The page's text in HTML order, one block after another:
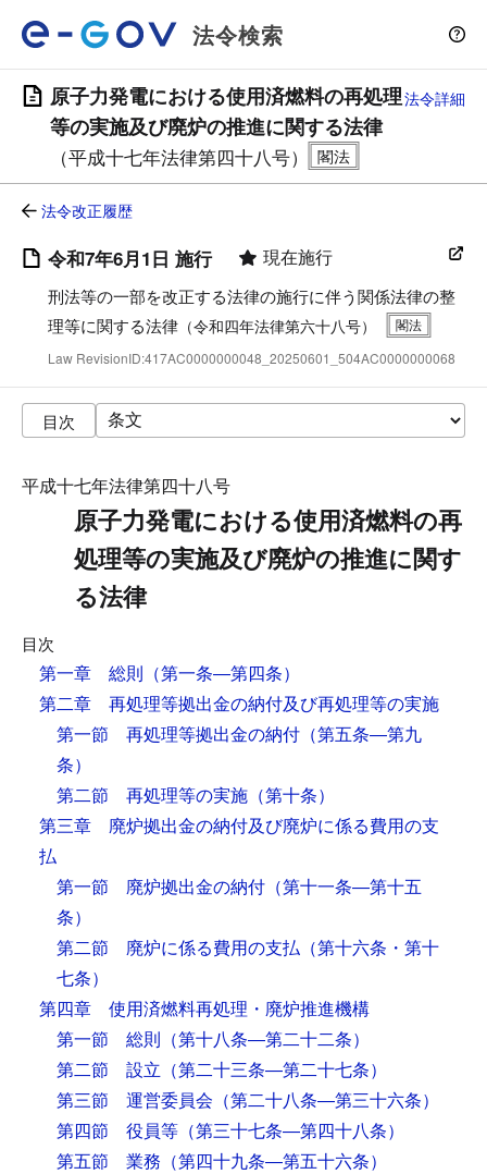
法令検索
原子力発電における使用済燃料の再処理
等の実施及び廃炉の推進に関する法律
（平成十七年法律第四十八号）
法令詳細
法令改正履歴
令和7年6月1日 施行 現在施行
刑法等の一部を改正する法律の施行に伴う関係法律の整
理等に関する法律 （令和四年法律第六十八号）
Law RevisionID:417AC0000000048_20250601_504AC0000000068
目次
平成十七年法律第四十八号
原子力発電における使用済燃料の再
処理等の実施及び廃炉の推進に関す
る法律
目次
第一章 総則 （第一条―第四条）
第二章 再処理等拠出金の納付及び再処理等の実施
第一節 再処理等拠出金の納付 （第五条―第九
条）
第二節 再処理等の実施 （第十条）
第三章 廃炉拠出金の納付及び廃炉に係る費用の支
払
第一節 廃炉拠出金の納付 （第十一条―第十五
条）
第二節 廃炉に係る費用の支払 （第十六条・第十
七条）
第四章 使用済燃料再処理・廃炉推進機構
第一節 総則 （第十八条―第二十二条）
第二節 設立 （第二十三条―第二十七条）
第三節 運営委員会 （第二十八条―第三十六条）
第四節 役員等 （第三十七条―第四十八条）
第五節 業務 （第四十九条―第五十六条）